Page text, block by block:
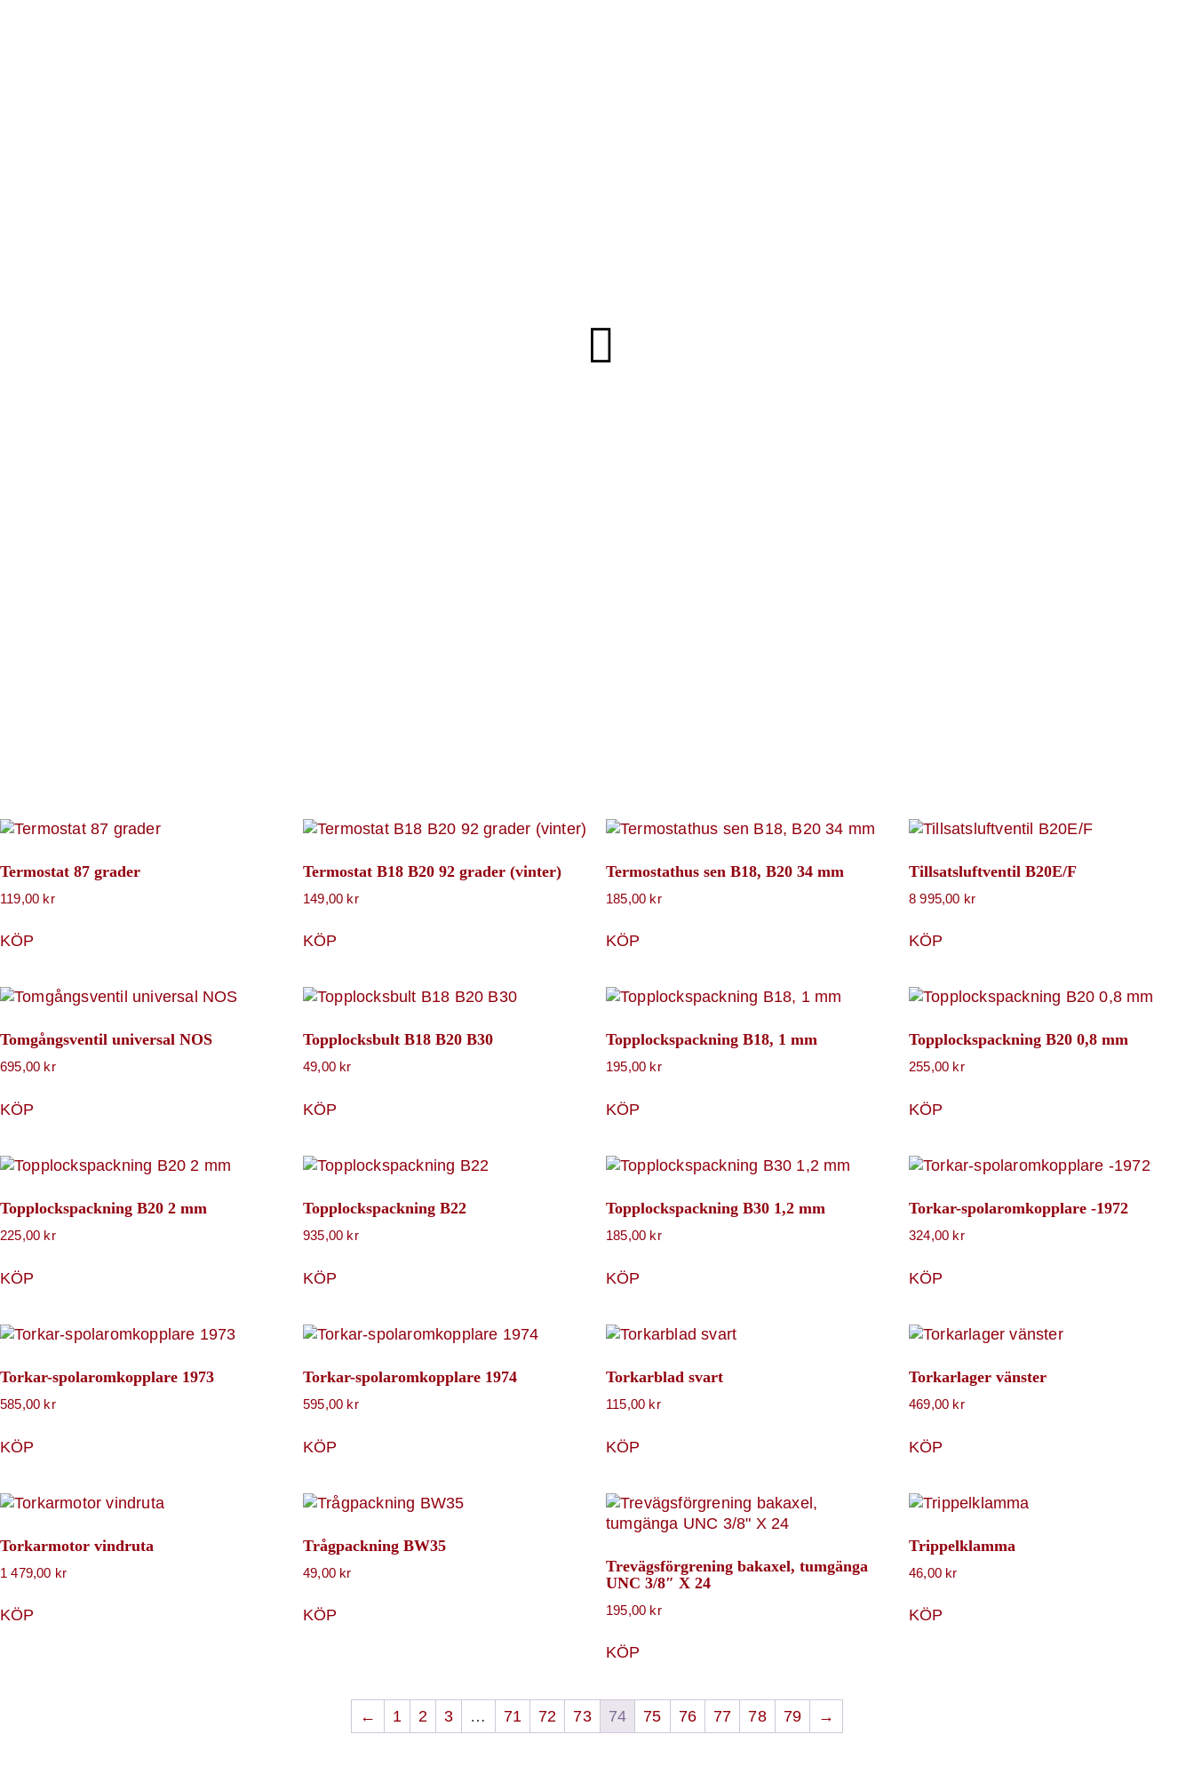
Termostat 87 grader
119,00 kr
KÖP
Termostat B18 B20 92 grader (vinter)
149,00 kr
KÖP
Termostathus sen B18, B20 34 mm
185,00 kr
KÖP
Tillsatsluftventil B20E/F
8 995,00 kr
KÖP
Tomgångsventil universal NOS
695,00 kr
KÖP
Topplocksbult B18 B20 B30
49,00 kr
KÖP
Topplockspackning B18, 1 mm
195,00 kr
KÖP
Topplockspackning B20 0,8 mm
255,00 kr
KÖP
Topplockspackning B20 2 mm
225,00 kr
KÖP
Topplockspackning B22
935,00 kr
KÖP
Topplockspackning B30 1,2 mm
185,00 kr
KÖP
Torkar-spolaromkopplare -1972
324,00 kr
KÖP
Torkar-spolaromkopplare 1973
585,00 kr
KÖP
Torkar-spolaromkopplare 1974
595,00 kr
KÖP
Torkarblad svart
115,00 kr
KÖP
Torkarlager vänster
469,00 kr
KÖP
Torkarmotor vindruta
1 479,00 kr
KÖP
Trågpackning BW35
49,00 kr
KÖP
Trevägsförgrening bakaxel, tumgänga
UNC 3/8″ X 24
195,00 kr
KÖP
Trippelklamma
46,00 kr
KÖP
← 1 2 3 … 71 72 73 74 75 76 77 78 79 →